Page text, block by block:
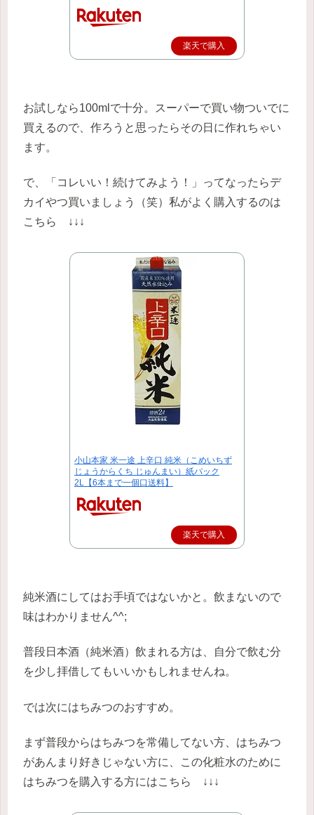
楽天で購入
お試しなら100mlで十分。スーパーで買い物ついでに
買えるので、作ろうと思ったらその日に作れちゃい
ます。
で、「コレいい！続けてみよう！」ってなったらデ
カイやつ買いましょう（笑）私がよく購入するのは
こちら ↓↓↓
小山本家 米一途 上辛口 純米（こめいちず
じょうからくち じゅんまい）紙パック
2L【6本まで一個口送料】
楽天で購入
純米酒にしてはお手頃ではないかと。飲まないので
味はわかりません^^;
普段日本酒（純米酒）飲まれる方は、自分で飲む分
を少し拝借してもいいかもしれませんね。
では次にはちみつのおすすめ。
まず普段からはちみつを常備してない方、はちみつ
があんまり好きじゃない方に、この化粧水のために
はちみつを購入する方にはこちら ↓↓↓